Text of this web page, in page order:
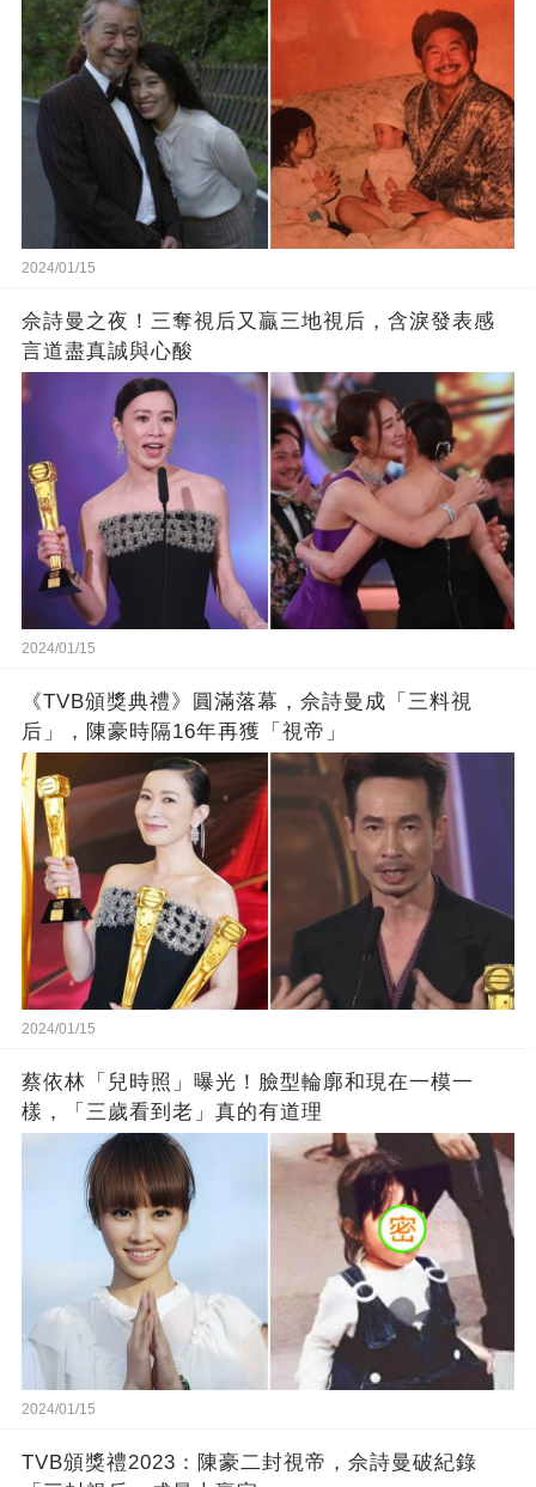
2024/01/15
佘詩曼之夜！三奪視后又贏三地視后，含淚發表感
言道盡真誠與心酸
2024/01/15
《TVB頒獎典禮》圓滿落幕，佘詩曼成「三料視
后」，陳豪時隔16年再獲「視帝」
2024/01/15
蔡依林「兒時照」曝光！臉型輪廓和現在一模一
樣，「三歲看到老」真的有道理
2024/01/15
TVB頒獎禮2023：陳豪二封視帝，佘詩曼破紀錄